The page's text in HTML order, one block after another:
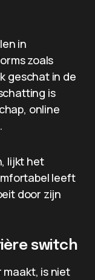
in
zoals
geschat in de
is
online
lijkt het
leeft
door zijn
switch
is niet